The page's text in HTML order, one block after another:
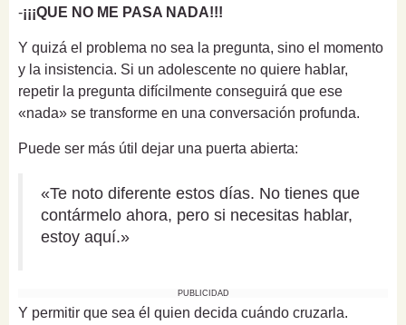
-¡¡¡QUE NO ME PASA NADA!!!
Y quizá el problema no sea la pregunta, sino el momento
y la insistencia. Si un adolescente no quiere hablar,
repetir la pregunta difícilmente conseguirá que ese
«nada» se transforme en una conversación profunda.
Puede ser más útil dejar una puerta abierta:
«Te noto diferente estos días. No tienes que
contármelo ahora, pero si necesitas hablar,
estoy aquí.»
PUBLICIDAD
Y permitir que sea él quien decida cuándo cruzarla.